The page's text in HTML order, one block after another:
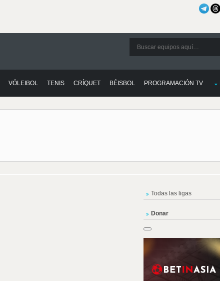
VÓLEIBOL TENIS CRÍQUET BÉISBOL PROGRAMACIÓN TV
Todas las ligas
Donar